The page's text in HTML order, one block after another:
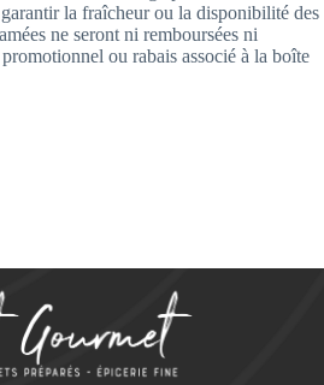
la fraîcheur ou la disponibilité des
ne seront ni remboursées ni
ou rabais associé à la boîte